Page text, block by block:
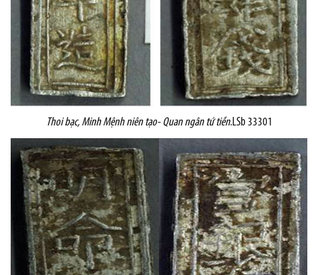
Thoi bạc,Minh Mệnh niên tạo- Quan ngân tứ tiền.LSb 33301